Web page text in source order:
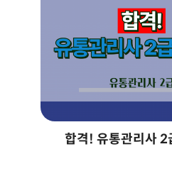
합격! 유통관리사 2